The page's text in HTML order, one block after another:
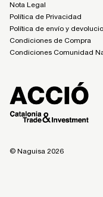
Nota Legal
Política de Privacidad
Política de envío y
Condiciones de Compra
Condiciones Comunidad
© Naguisa 2026